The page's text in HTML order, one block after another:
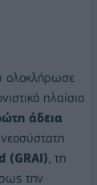
ολοκλήρωσε
πλαίσιο
άδεια
(GRAI), τη
την